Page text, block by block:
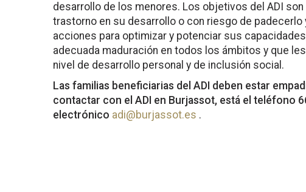
desarrollo de los menores. Los objetivos del ADI
trastorno en su desarrollo o con riesgo de padecerlo
acciones para optimizar y potenciar sus
adecuada maduración en todos los ámbitos y que
nivel de desarrollo personal y de inclusión social.
Las familias beneficiarias del ADI deben estar
contactar con el ADI en Burjassot, está el teléfono
electrónico adi@burjassot.es .